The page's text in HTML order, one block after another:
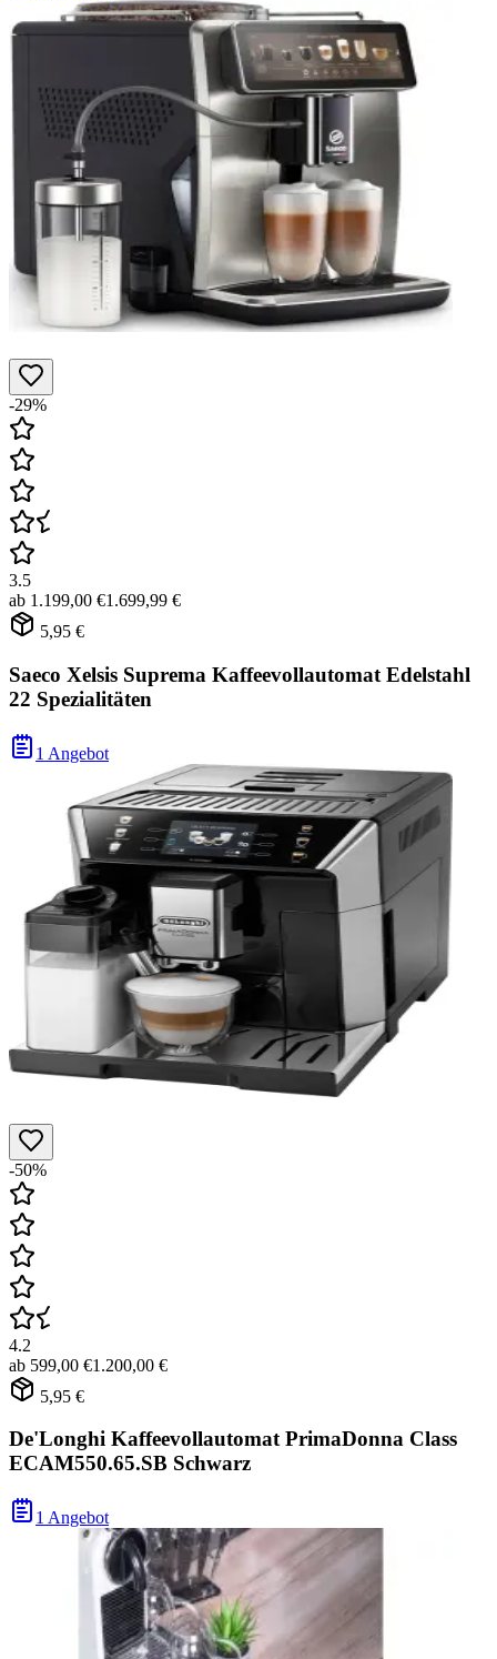
-29%
3.5
ab 1.199,00 €1.699,99 €
5,95 €
Saeco Xelsis Suprema Kaffeevollautomat Edelstahl
22 Spezialitäten
1 Angebot
-50%
4.2
ab 599,00 €1.200,00 €
5,95 €
De'Longhi Kaffeevollautomat PrimaDonna Class
ECAM550.65.SB Schwarz
1 Angebot